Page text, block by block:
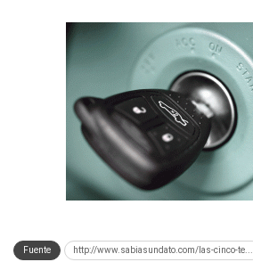
Fuente http://www.sabiasundato.com/las-cinco-te...